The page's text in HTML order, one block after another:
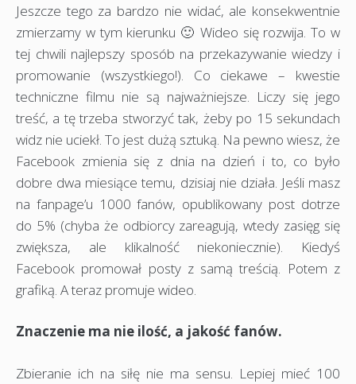
Jeszcze tego za bardzo nie widać, ale konsekwentnie
zmierzamy w tym kierunku 🙂 Wideo się rozwija. To w
tej chwili najlepszy sposób na przekazywanie wiedzy i
promowanie (wszystkiego!). Co ciekawe – kwestie
techniczne filmu nie są najważniejsze. Liczy się jego
treść, a tę trzeba stworzyć tak, żeby po 15 sekundach
widz nie uciekł. To jest dużą sztuką. Na pewno wiesz, że
Facebook zmienia się z dnia na dzień i to, co było
dobre dwa miesiące temu, dzisiaj nie działa. Jeśli masz
na fanpage’u 1000 fanów, opublikowany post dotrze
do 5% (chyba że odbiorcy zareagują, wtedy zasięg się
zwiększa, ale klikalność niekoniecznie). Kiedyś
Facebook promował posty z samą treścią. Potem z
grafiką. A teraz promuje wideo.
Znaczenie ma nie ilość, a jakość fanów.
Zbieranie ich na siłę nie ma sensu. Lepiej mieć 100